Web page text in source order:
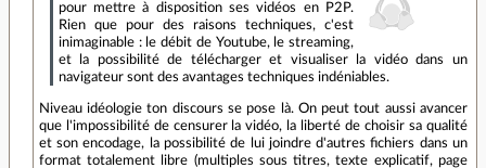
pour mettre à disposition ses vidéos en P2P.
Rien que pour des raisons techniques, c'est
inimaginable : le débit de Youtube, le streaming,
et la possibilité de télécharger et visualiser la vidéo dans un
navigateur sont des avantages techniques indéniables.
Niveau idéologie ton discours se pose là. On peut tout aussi avancer
que l'impossibilité de censurer la vidéo, la liberté de choisir sa qualité
et son encodage, la possibilité de lui joindre d'autres fichiers dans un
format totalement libre (multiples sous titres, texte explicatif, page